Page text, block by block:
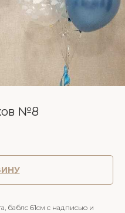
№8
баблс 61см с надписью и